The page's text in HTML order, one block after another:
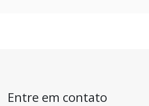
Entre em contato